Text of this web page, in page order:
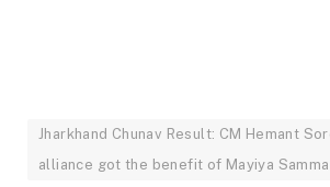
Jharkhand Chunav Result: CM Hemant
alliance got the benefit of Mayiya